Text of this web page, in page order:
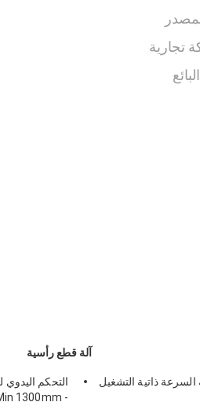
تجارية
البائع
آلة قطع رأسية
- 200m/Min 1300mm
السرعة ذاتية التشغيل